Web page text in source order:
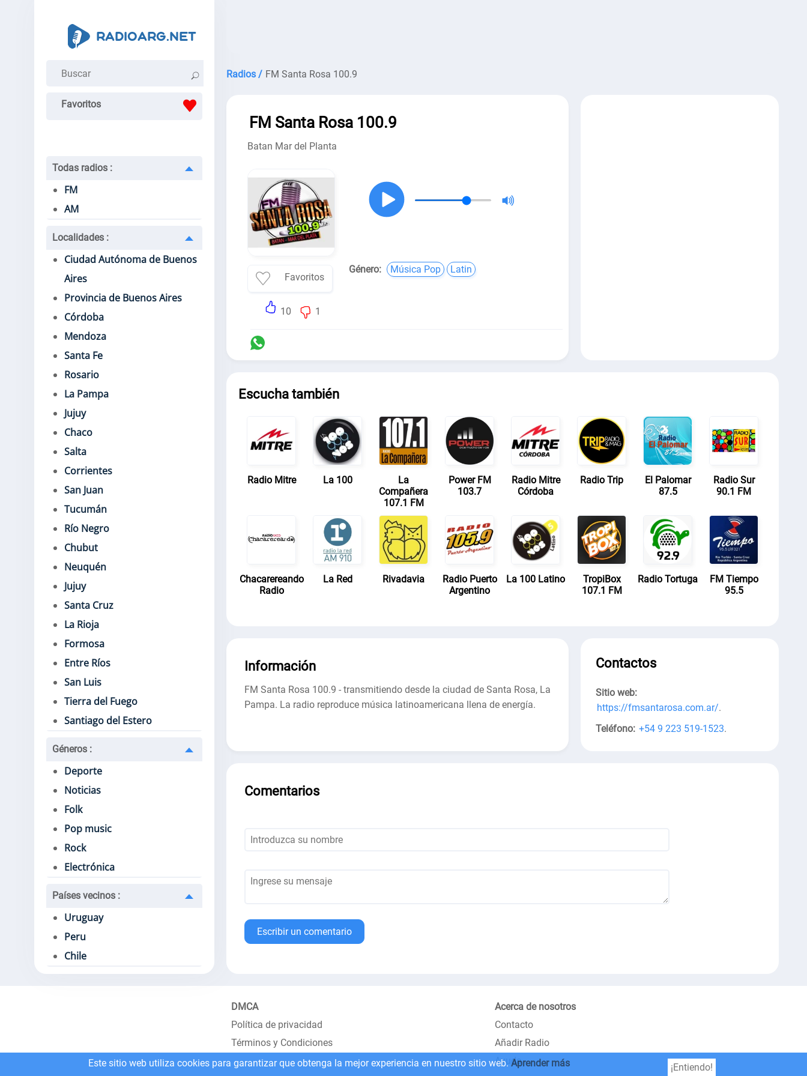
Favoritos
Todas radios :
FM
AM
Localidades :
Ciudad Autónoma de Buenos
Aires
Provincia de Buenos Aires
Córdoba
Mendoza
Santa Fe
Rosario
La Pampa
Jujuy
Chaco
Salta
Corrientes
San Juan
Tucumán
Río Negro
Chubut
Neuquén
Jujuy
Santa Cruz
La Rioja
Formosa
Entre Ríos
San Luis
Tierra del Fuego
Santiago del Estero
Géneros :
Deporte
Noticias
Folk
Pop music
Rock
Electrónica
Países vecinos :
Uruguay
Peru
Chile
Radios / FM Santa Rosa 100.9
FM Santa Rosa 100.9
Batan Mar del Planta
Favoritos
10 1
Género: Música Pop Latin
Escucha también
Radio Mitre La 100
La
Compañera
107.1 FM
Power FM
103.7
Radio Mitre
Córdoba
Radio Trip
El Palomar
87.5
Radio Sur
90.1 FM
Chacarereando
Radio
La Red Rivadavia
Radio Puerto
Argentino
La 100 Latino
TropiBox
107.1 FM
Radio Tortuga
FM Tiempo
95.5
Información
FM Santa Rosa 100.9 - transmitiendo desde la ciudad de Santa Rosa, La
Pampa. La radio reproduce música latinoamericana llena de energía.
Contactos
Sitio web:
https://fmsantarosa.com.ar/.
Teléfono: +54 9 223 519-1523.
Comentarios
Escribir un comentario
DMCA
Política de privacidad
Términos y Condiciones
Acerca de nosotros
Contacto
Añadir Radio
Ayuda
Este sitio web utiliza cookies para garantizar que obtenga la mejor experiencia en nuestro sitio web.Aprender más ¡Entiendo!